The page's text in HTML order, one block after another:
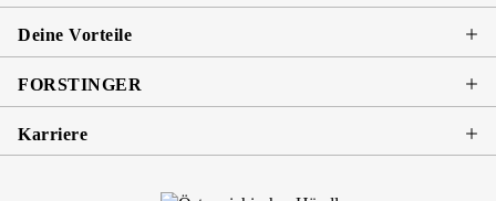
Deine Vorteile
FORSTINGER
Karriere